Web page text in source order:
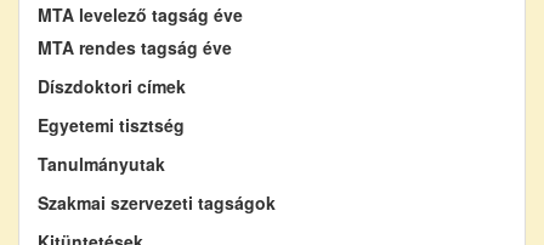
MTA levelező tagság éve
MTA rendes tagság éve
Díszdoktori címek
Egyetemi tisztség
Tanulmányutak
Szakmai szervezeti tagságok